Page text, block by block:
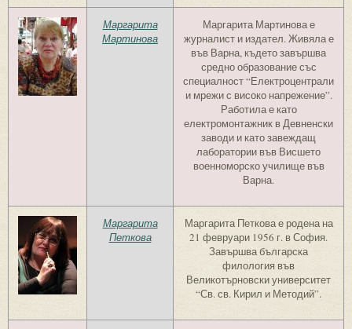
Маргарита
Мартинова
Маргарита Мартинова е
журналист и издател. Живяла е
във Варна, където завършва
средно образование със
специалност “Електроцентрали
и мрежи с високо напрежение”.
Работила е като
електромонтажник в Девненски
заводи и като завеждащ
лаборатории във Висшето
военноморско училище във
Варна.
Маргарита
Петкова
Маргарита Петкова е родена на
21 февруари 1956 г. в София.
Завършва българска
филология във
Великотърновски университет
“Св. св. Кирил и Методий”.